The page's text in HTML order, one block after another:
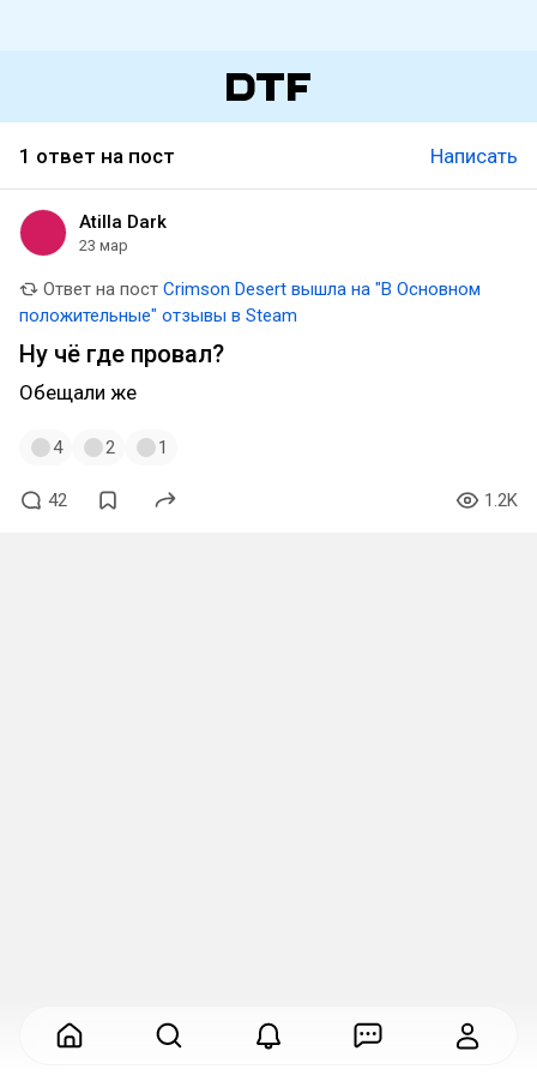
1 ответ на пост Написать
Atilla Dark
23 мар
Ответ на пост Crimson Desert вышла на "В Основном
положительные" отзывы в Steam
Ну чё где провал?
Обещали же
4 2 1
42 1.2K